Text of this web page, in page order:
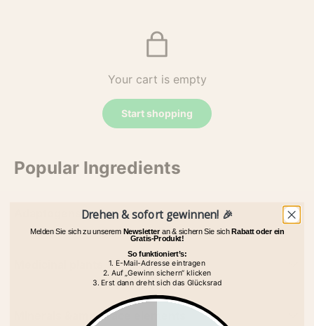
Your cart is empty
Start shopping
Popular Ingredients
Minerals &amp; trace elements
Drehen & sofort gewinnen! 🎉
Melden Sie sich zu unserem Newsletteran & sichern Sie sichRabatt oder ein
Gratis-Produkt!
So funktioniert’s:
1. E-Mail-Adresse eintragen
2. Auf „Gewinn sichern“ klicken
3. Erst dann dreht sich das Glücksrad